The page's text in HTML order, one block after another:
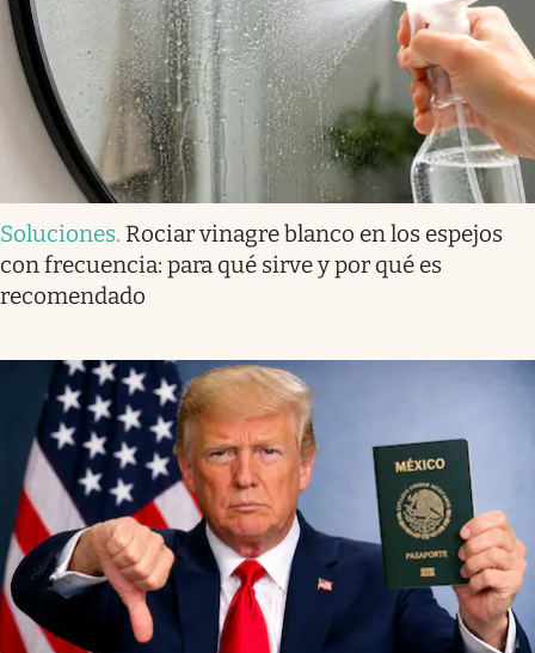
Soluciones. Rociar vinagre blanco en los espejos
con frecuencia: para qué sirve y por qué es
recomendado